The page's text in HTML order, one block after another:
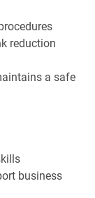
reduction
a safe
business